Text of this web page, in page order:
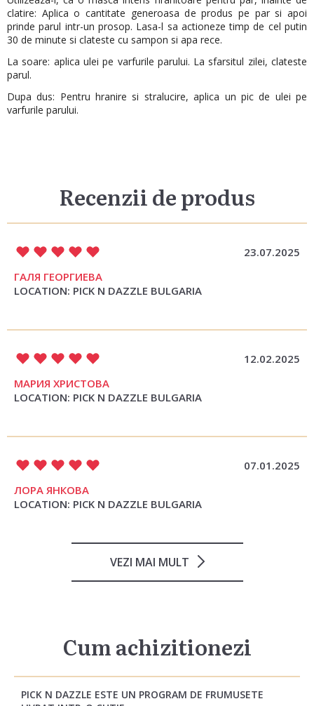
clatire: Aplica o cantitate generoasa de produs pe par si apoi
prinde parul intr-un prosop. Lasa-l sa actioneze timp de cel putin
30 de minute si clateste cu sampon si apa rece.
La soare: aplica ulei pe varfurile parului. La sfarsitul zilei, clateste
parul.
Dupa dus: Pentru hranire si stralucire, aplica un pic de ulei pe
varfurile parului.
Recenzii de produs
23.07.2025
ГАЛЯ ГЕОРГИЕВА
LOCATION: PICK N DAZZLE BULGARIA
12.02.2025
МАРИЯ ХРИСТОВА
LOCATION: PICK N DAZZLE BULGARIA
07.01.2025
ЛОРА ЯНКОВА
LOCATION: PICK N DAZZLE BULGARIA
VEZI MAI MULT
Cum achizitionezi
PICK N DAZZLE ESTE UN PROGRAM DE FRUMUSETE